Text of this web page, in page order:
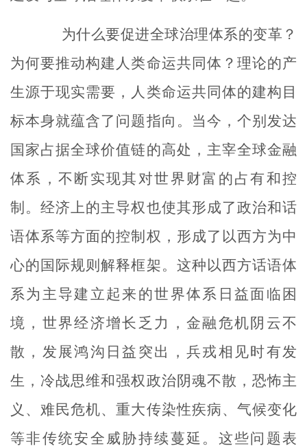
为什么要促进全球治理体系的变革？
为何要推动构建人类命运共同体？理论的产
生源于现实需要，人类命运共同体的建构目
标本身就蕴含了问题指向。当今，个别发达
国家占据全球价值链的高处，主宰全球金融
体系，不断实现其对世界财富的占有和控
制。经济上的主导权也使其形成了政治和话
语体系等方面的控制权，形成了以西方为中
心的国际规则解释框架。这种以西方话语体
系为主导建立起来的世界体系日益面临困
境，世界经济增长乏力，金融危机阴云不
散，发展鸿沟日益突出，兵戎相见时有发
生，冷战思维和强权政治阴魂不散，恐怖主
义、难民危机、重大传染性疾病、气候变化
等非传统安全威胁持续蔓延。这些问题表